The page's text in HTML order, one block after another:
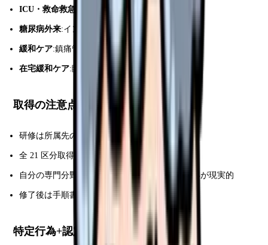
ICU・救命救急
糖尿病外来:インスリン調整の看護師主導
緩和ケア:鎮痛管理の柔軟性
在宅緩和ケア:臨床的判断+特定行為
取得の注意点
研修は所属先の が必要(実地研修の関係)
全 21 区分取得は時間・費用膨大
自分の専門分野に関連する区分を 取得が現実的
修了後は手順書作成・職場体制整備が必要
特定行為+認定看護師のダブル取得